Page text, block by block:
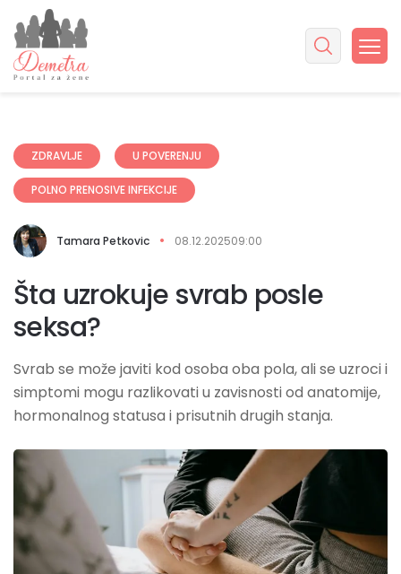
ZDRAVLJE U POVERENJU
POLNO PRENOSIVE INFEKCIJE
Tamara Petkovic 08.12.202509:00
Šta uzrokuje svrab posle
seksa?
Svrab se može javiti kod osoba oba pola, ali se uzroci i
simptomi mogu razlikovati u zavisnosti od anatomije,
hormonalnog statusa i prisutnih drugih stanja.